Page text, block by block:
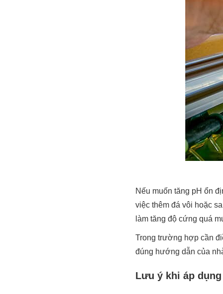
Nếu muốn tăng pH ổn
việc thêm đá vôi hoặc
làm tăng độ cứng quá
Trong trường hợp cần
đúng hướng dẫn của
Lưu ý khi áp